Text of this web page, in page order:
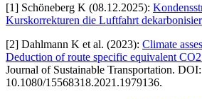
[1] Schöneberg K (08.12.2025):
Kurskorrekturen die Luftfahrt
[2] Dahlmann K et al. (2023): Climate
Deduction of route specific equivalent
Journal of Sustainable Transportation. DOI:
10.1080/15568318.2021.1979136.